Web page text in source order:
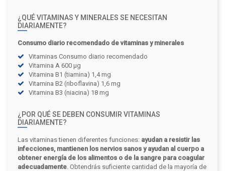
¿QUÉ VITAMINAS Y MINERALES SE NECESITAN
DIARIAMENTE?
Consumo diario recomendado de vitaminas y minerales
Vitaminas Consumo diario recomendado
Vitamina A 600 µg
Vitamina B1 (tiamina) 1,4 mg
Vitamina B2 (riboflavina) 1,6 mg
Vitamina B3 (niacina) 18 mg
¿POR QUÉ SE DEBEN CONSUMIR VITAMINAS
DIARIAMENTE?
Las vitaminas tienen diferentes funciones: ayudan a resistir las
infecciones, mantienen los nervios sanos y ayudan al cuerpo a
obtener energía de los alimentos o de la sangre para coagular
adecuadamente . Obtendrás suficiente cantidad de la mayoría de